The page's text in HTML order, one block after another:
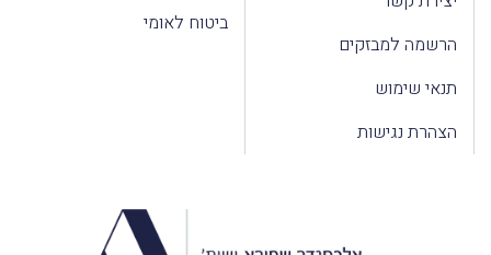
הרשמה למבזקים
תנאי שימוש
הצהרת נגישות
ביטוח לאומי